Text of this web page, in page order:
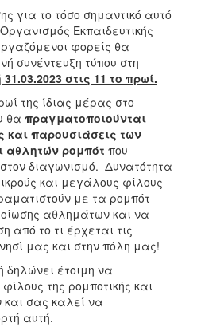
για το τόσο σημαντικό αυτό
Εκπαιδευτικής
φορείς θα
συνέντευξη τύπου στη
στις 11 το πρωί.
της ίδιας μέρας στο
θα πραγματοποιούνται
παρουσιάσεις των
ρομπότ που
διαγωνισμό. Δυνατότητα
και μεγάλους φίλους
με τα ρομπότ
αθλημάτων και να
από το τι έρχεται τις
μας και στην πόλη μας!
δηλώνει έτοιμη να
της ρομποτικής και
και σας καλεί να
αυτή.